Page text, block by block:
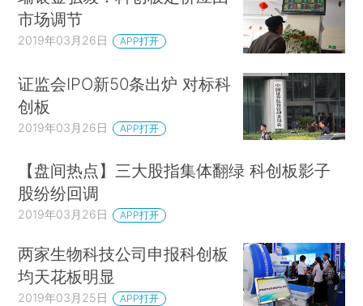
市场调节
2019年03月26日 APP打开
证监会IPO新50条出炉 对标科
创板
2019年03月26日 APP打开
【盘间热点】三大股指集体翻绿 科创板影子
股纷纷回调
2019年03月26日 APP打开
两家生物科技公司申报科创板
均天花板明显
2019年03月25日 APP打开